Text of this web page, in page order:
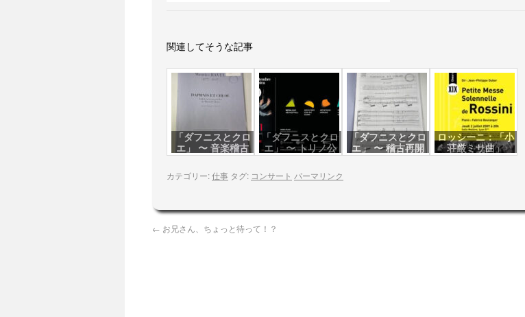
関連してそうな記事
「ダフニスとクロ
エ」 〜 音楽稽古
「ダフニスとクロ
エ」 〜 トリノ公
演
「ダフニスとクロ
エ」 〜 稽古再開
ロッシーニ：「小
荘厳ミサ曲」
カテゴリー:仕事 タグ: コンサート パーマリンク
← お兄さん、ちょっと待って！？